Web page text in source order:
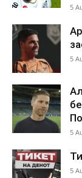
5
5
5
5